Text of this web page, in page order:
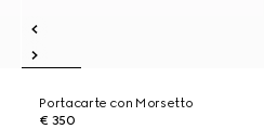
Portacarte con Morsetto
€ 350